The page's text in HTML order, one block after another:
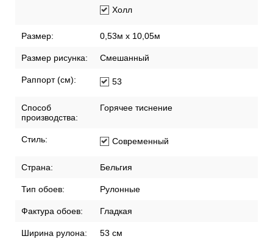
Холл
Размер: 0,53м x 10,05м
Размер рисунка: Смешанный
Раппорт (см): 53
Способ
производства:
Горячее тиснение
Стиль: Современный
Страна: Бельгия
Тип обоев: Рулонные
Фактура обоев: Гладкая
Ширина рулона: 53 см